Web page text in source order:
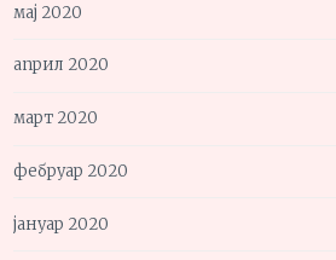
мај 2020
април 2020
март 2020
фебруар 2020
јануар 2020